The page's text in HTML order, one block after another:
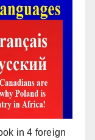
in 4 foreign